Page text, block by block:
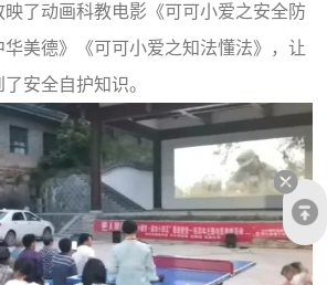
映了动画科教电影《可可小爱之安全防
美德》《可可小爱之知法懂法》，让
安全自护知识。